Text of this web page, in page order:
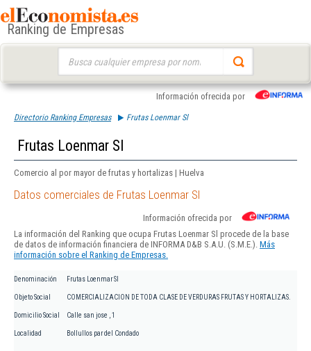
Ranking de Empresas
Información ofrecida por
Directorio Ranking Empresas Frutas Loenmar Sl
Frutas Loenmar Sl
Comercio al por mayor de frutas y hortalizas | Huelva
Datos comerciales de Frutas Loenmar Sl
Información ofrecida por
La información del Ranking que ocupa Frutas Loenmar Sl procede de la base
de datos de información financiera de INFORMA D&B S.A.U. (S.M.E.). Más
información sobre el Ranking de Empresas.
Denominación Frutas Loenmar Sl
Objeto Social COMERCIALIZACION DE TODA CLASE DE VERDURAS FRUTAS Y HORTALIZAS.
Domicilio Social Calle san jose , 1
Localidad Bollullos par del Condado